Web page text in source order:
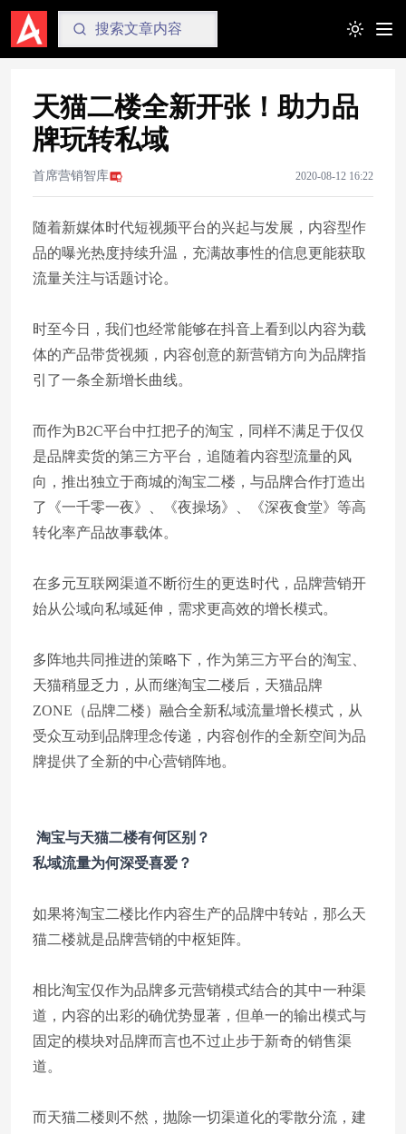
Toggle
天猫二楼全新开张！助力品
牌玩转私域
首席营销智库 2020-08-12 16:22
随着新媒体时代短视频平台的兴起与发展，内容型作
品的曝光热度持续升温，充满故事性的信息更能获取
流量关注与话题讨论。
时至今日，我们也经常能够在抖音上看到以内容为载
体的产品带货视频，内容创意的新营销方向为品牌指
引了一条全新增长曲线。
而作为B2C平台中扛把子的淘宝，同样不满足于仅仅
是品牌卖货的第三方平台，追随着内容型流量的风
向，推出独立于商城的淘宝二楼，与品牌合作打造出
了《一千零一夜》、《夜操场》、《深夜食堂》等高
转化率产品故事载体。
在多元互联网渠道不断衍生的更迭时代，品牌营销开
始从公域向私域延伸，需求更高效的增长模式。
多阵地共同推进的策略下，作为第三方平台的淘宝、
天猫稍显乏力，从而继淘宝二楼后，天猫品牌
ZONE（品牌二楼）融合全新私域流量增长模式，从
受众互动到品牌理念传递，内容创作的全新空间为品
牌提供了全新的中心营销阵地。
淘宝与天猫二楼有何区别？
私域流量为何深受喜爱？
如果将淘宝二楼比作内容生产的品牌中转站，那么天
猫二楼就是品牌营销的中枢矩阵。
相比淘宝仅作为品牌多元营销模式结合的其中一种渠
道，内容的出彩的确优势显著，但单一的输出模式与
固定的模块对品牌而言也不过止步于新奇的销售渠
道。
而天猫二楼则不然，抛除一切渠道化的零散分流，建